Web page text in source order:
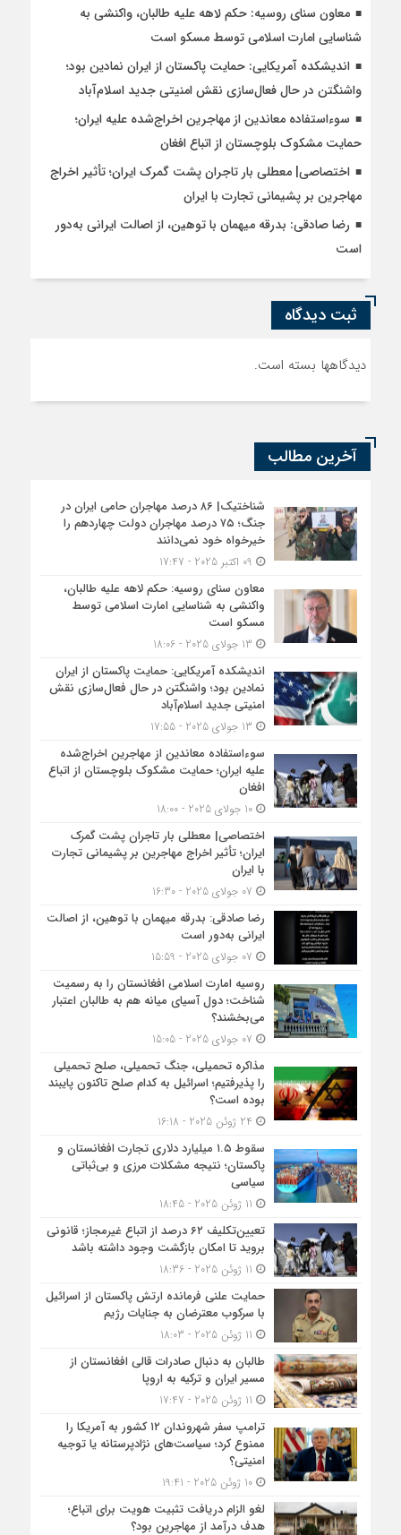
معاون سنای روسیه: حکم لاهه علیه طالبان، واکنشی به
شناسایی امارت اسلامی توسط مسکو است
اندیشکده آمریکایی: حمایت پاکستان از ایران نمادین بود؛
واشنگتن در حال فعال‌سازی نقش امنیتی جدید اسلام‌آباد
سوءاستفاده معاندین از مهاجرین اخراج‌شده علیه ایران؛
حمایت مشکوک بلوچستان از اتباع افغان
اختصاصی| معطلی بار تاجران پشت گمرک ایران؛ تأثیر اخراج
مهاجرین بر پشیمانی تجارت با ایران
رضا صادقی: بدرقه میهمان با توهین، از اصالت ایرانی به‌دور
است
ثبت دیدگاه
دیدگاهها بسته است.
آخرین مطالب
شناختیک| ۸۶ درصد مهاجران حامی ایران در
جنگ؛ ۷۵ درصد مهاجران دولت چهاردهم را
خیرخواه خود نمی‌دانند
معاون سنای روسیه: حکم لاهه علیه طالبان،
واکنشی به شناسایی امارت اسلامی توسط
مسکو است
اندیشکده آمریکایی: حمایت پاکستان از ایران
نمادین بود؛ واشنگتن در حال فعال‌سازی نقش
امنیتی جدید اسلام‌آباد
سوءاستفاده معاندین از مهاجرین اخراج‌شده
علیه ایران؛ حمایت مشکوک بلوچستان از اتباع
افغان
10 جولای 2025 - 18:00
اختصاصی| معطلی بار تاجران پشت گمرک
ایران؛ تأثیر اخراج مهاجرین بر پشیمانی تجارت
با ایران
رضا صادقی: بدرقه میهمان با توهین، از اصالت
ایرانی به‌دور است
روسیه امارت اسلامی افغانستان را به رسمیت
شناخت؛ دول آسیای میانه هم به طالبان اعتبار
می‎‌بخشند؟
مذاکره تحمیلی، جنگ تحمیلی، صلح تحمیلی
را پذیرفتیم؛ اسرائیل به کدام صلح تاکنون پایبند
بوده است؟
سقوط ۱.۵ میلیارد دلاری تجارت افغانستان و
پاکستان؛ نتیجه مشکلات مرزی و بی‌ثباتی
سیاسی
تعیین‌تکلیف ۶۲ درصد از اتباع غیرمجاز؛ قانونی
بروید تا امکان بازگشت وجود داشته باشد
حمایت علنی فرمانده ارتش پاکستان از اسرائیل
با سرکوب معترضان به جنایات رژیم
طالبان به دنبال صادرات قالی افغانستان از
مسیر ایران و ترکیه به اروپا
ترامپ سفر شهروندان ۱۲ کشور به آمریکا را
ممنوع کرد؛ سیاست‌های نژادپرستانه یا توجیه
امنیتی؟
10 ژوئن 2025 - 19:41
لغو الزام دریافت تثبیت هویت برای اتباع؛
هدف درآمد از مهاجرین بود؟